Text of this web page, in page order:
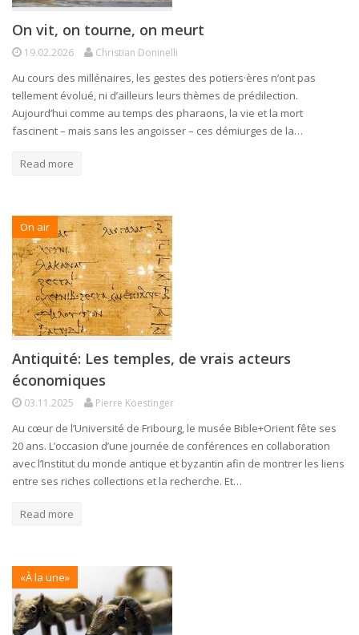
On vit, on tourne, on meurt
19.02.2026 Christian Doninelli
Au cours des millénaires, les gestes des potiers·ères n’ont pas
tellement évolué, ni d’ailleurs leurs thèmes de prédilection.
Aujourd’hui comme au temps des pharaons, la vie et la mort
fascinent – mais sans les angoisser – ces démiurges de la…
Read more
On air
Antiquité: Les temples, de vrais acteurs
économiques
03.11.2025 Pierre Koestinger
Au cœur de l’Université de Fribourg, le musée Bible+Orient fête ses
20 ans. L’occasion d’une journée de conférences en collaboration
avec l’Institut du monde antique et byzantin afin de montrer les liens
entre ses riches collections et la recherche. Et…
Read more
«À la une»